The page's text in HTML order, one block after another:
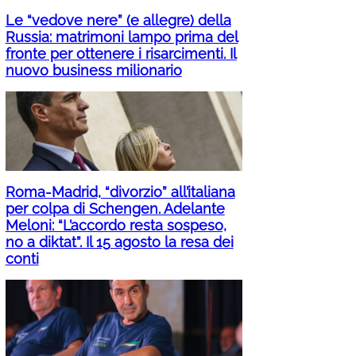
Le “vedove nere” (e allegre) della
Russia: matrimoni lampo prima del
fronte per ottenere i risarcimenti. Il
nuovo business milionario
Roma-Madrid, “divorzio” all’italiana
per colpa di Schengen. Adelante
Meloni: “L’accordo resta sospeso,
no a diktat”. Il 15 agosto la resa dei
conti